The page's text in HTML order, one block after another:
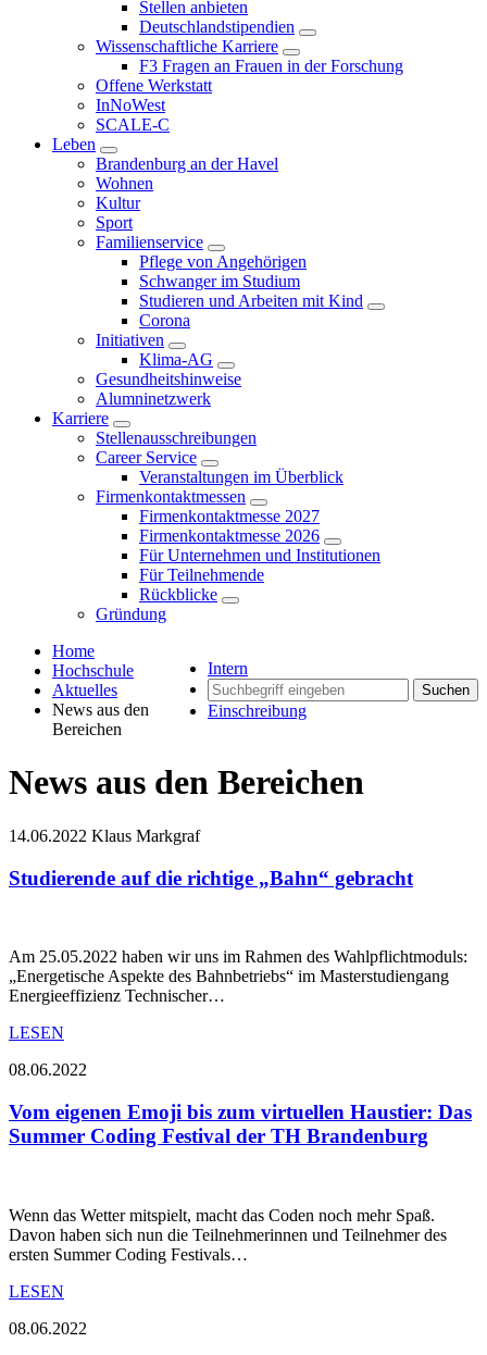
Stellen anbieten
Deutschlandstipendien
Wissenschaftliche Karriere
F3 Fragen an Frauen in der Forschung
Offene Werkstatt
InNoWest
SCALE-C
Leben
Brandenburg an der Havel
Wohnen
Kultur
Sport
Familienservice
Pflege von Angehörigen
Schwanger im Studium
Studieren und Arbeiten mit Kind
Corona
Initiativen
Klima-AG
Gesundheitshinweise
Alumninetzwerk
Karriere
Stellenausschreibungen
Career Service
Veranstaltungen im Überblick
Firmenkontaktmessen
Firmenkontaktmesse 2027
Firmenkontaktmesse 2026
Für Unternehmen und Institutionen
Für Teilnehmende
Rückblicke
Gründung
Intern
Suchen
Einschreibung
Home
Hochschule
Aktuelles
News aus den
Bereichen
News aus den Bereichen
14.06.2022 Klaus Markgraf
Studierende auf die richtige „Bahn“ gebracht
Am 25.05.2022 haben wir uns im Rahmen des Wahlpflichtmoduls:
„Energetische Aspekte des Bahnbetriebs“ im Masterstudiengang
Energieeffizienz Technischer…
LESEN
08.06.2022
Vom eigenen Emoji bis zum virtuellen Haustier: Das
Summer Coding Festival der TH Brandenburg
Wenn das Wetter mitspielt, macht das Coden noch mehr Spaß.
Davon haben sich nun die Teilnehmerinnen und Teilnehmer des
ersten Summer Coding Festivals…
LESEN
08.06.2022